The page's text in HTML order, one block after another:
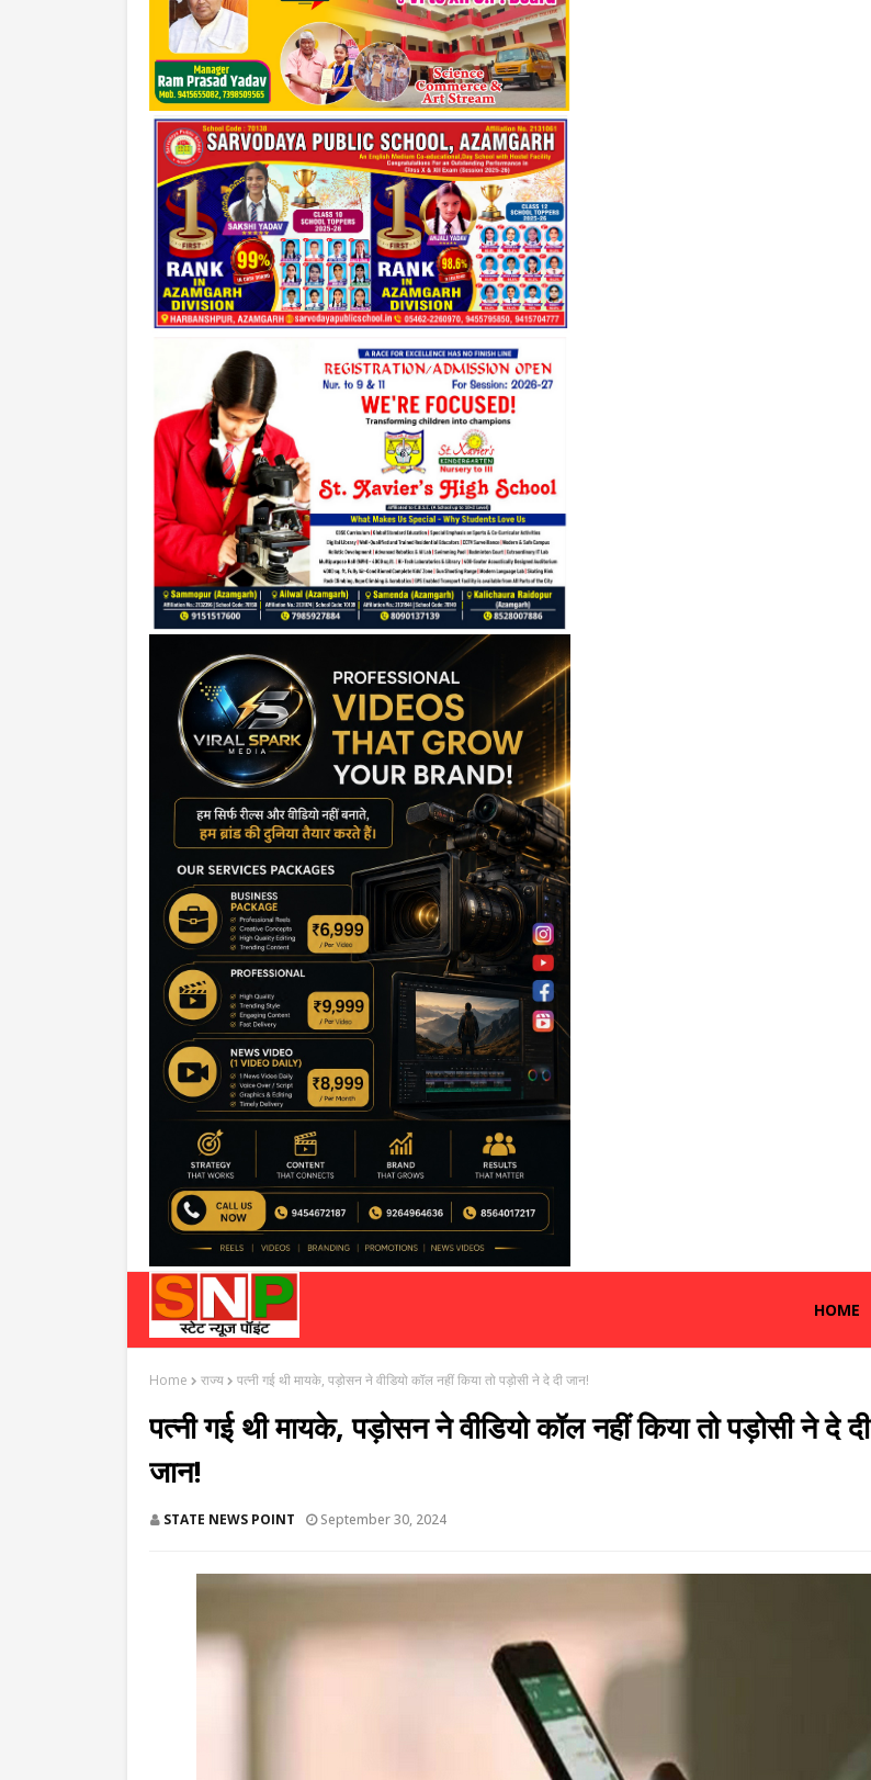
HOME
Home राज्य पत्नी गई थी मायके, पड़ोसन ने वीडियो कॉल नहीं किया तो पड़ोसी ने दे दी जान!
पत्नी गई थी मायके, पड़ोसन ने वीडियो कॉल नहीं किया तो पड़ोसी ने दे दी
जान!
STATE NEWS POINT September 30, 2024